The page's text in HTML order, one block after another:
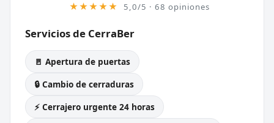
★★★★★ 5,0/5 · 68 opiniones
Servicios de CerraBer
🚪 Apertura de puertas
🔒 Cambio de cerraduras
⚡ Cerrajero urgente 24 horas